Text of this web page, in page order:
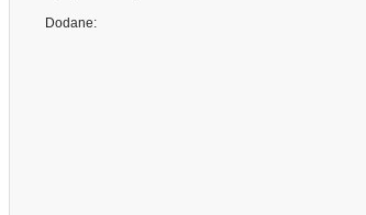
Dodane: